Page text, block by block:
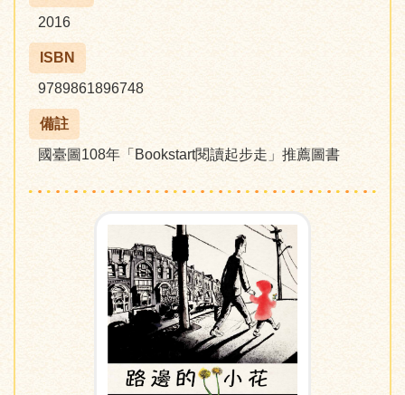
2016
ISBN
9789861896748
備註
國臺圖108年「Bookstart閱讀起步走」推薦圖書